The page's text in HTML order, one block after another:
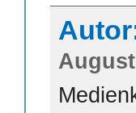
August